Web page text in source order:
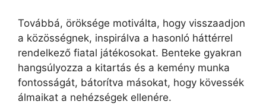
Továbbá, öröksége motiválta, hogy visszaadjon
a közösségnek, inspirálva a hasonló háttérrel
rendelkező fiatal játékosokat. Benteke gyakran
hangsúlyozza a kitartás és a kemény munka
fontosságát, bátorítva másokat, hogy kövessék
álmaikat a nehézségek ellenére.